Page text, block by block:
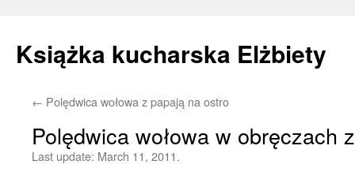
Książka kucharska Elżbiety
Skip
← Polędwica wołowa z papają na ostro
Polędwica wołowa w obręczach
Last update: March 11, 2011.